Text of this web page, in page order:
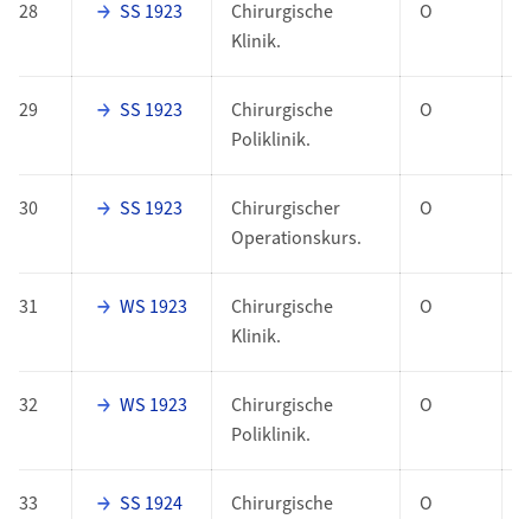
28 SS 1923
Chirurgische
Klinik.
O
29 SS 1923
Chirurgische
Poliklinik.
O
30 SS 1923
Chirurgischer
Operationskurs.
O
31 WS 1923
Chirurgische
Klinik.
O
32 WS 1923
Chirurgische
Poliklinik.
O
33 SS 1924
Chirurgische
O